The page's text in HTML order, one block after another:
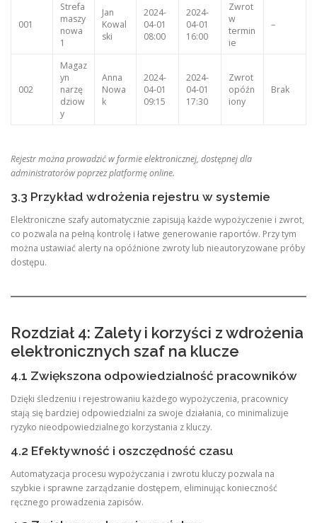
001
Strefa
maszy
nowa
1
Jan
Kowal
ski
2024-
04-01
08:00
2024-
04-01
16:00
Zwrot
w
termin
ie
–
002
Magaz
yn
narzę
dziow
y
Anna
Nowa
k
2024-
04-01
09:15
2024-
04-01
17:30
Zwrot
opóźn
iony
Brak
Rejestr można prowadzić w formie elektronicznej, dostępnej dla
administratorów poprzez platformę online.
3.3 Przykład wdrożenia rejestru w systemie
Elektroniczne szafy automatycznie zapisują każde wypożyczenie i zwrot,
co pozwala na pełną kontrolę i łatwe generowanie raportów. Przy tym
można ustawiać alerty na opóźnione zwroty lub nieautoryzowane próby
dostępu.
Rozdział 4: Zalety i korzyści z wdrożenia
elektronicznych szaf na klucze
4.1 Zwiększona odpowiedzialność pracowników
Dzięki śledzeniu i rejestrowaniu każdego wypożyczenia, pracownicy
stają się bardziej odpowiedzialni za swoje działania, co minimalizuje
ryzyko nieodpowiedzialnego korzystania z kluczy.
4.2 Efektywność i oszczędność czasu
Automatyzacja procesu wypożyczania i zwrotu kluczy pozwala na
szybkie i sprawne zarządzanie dostępem, eliminując konieczność
ręcznego prowadzenia zapisów.